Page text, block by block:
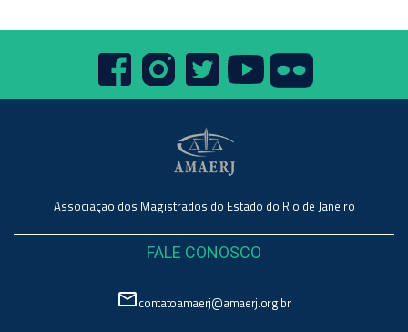
Associação dos Magistrados do Estado do Rio de Janeiro
FALE CONOSCO
mail_outlinecontatoamaerj@amaerj.org.br